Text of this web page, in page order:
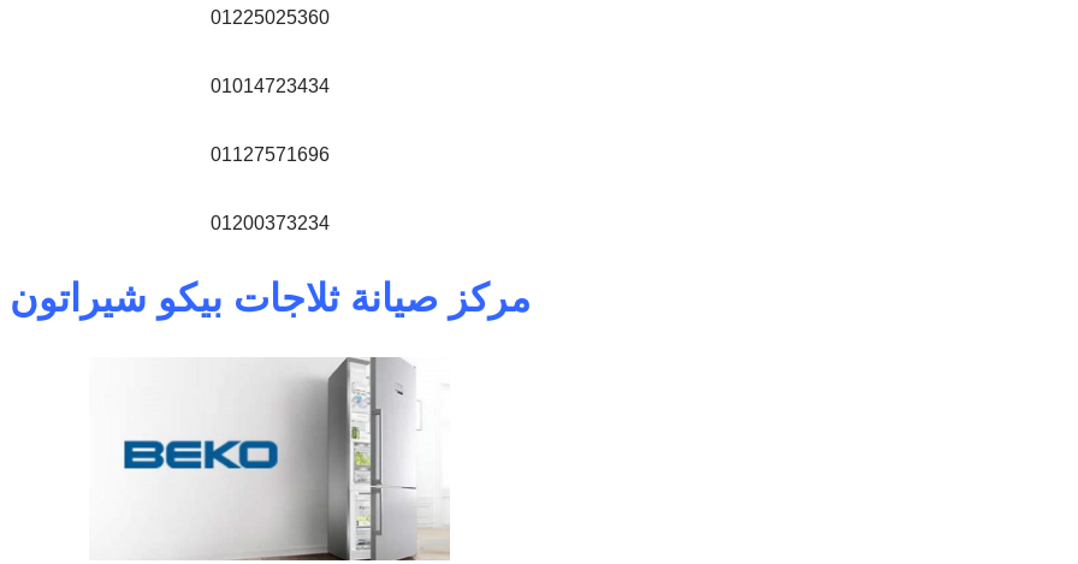
01225025360
01014723434
01127571696
01200373234
مركز صيانة ثلاجات بيكو شيراتون